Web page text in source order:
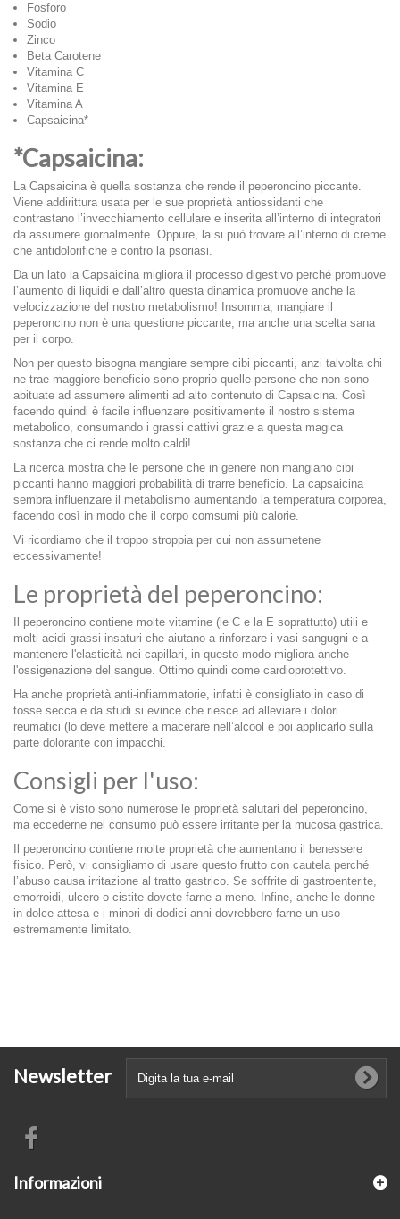
Fosforo
Sodio
Zinco
Beta Carotene
Vitamina C
Vitamina E
Vitamina A
Capsaicina*
*Capsaicina:
La Capsaicina è quella sostanza che rende il peperoncino piccante.
Viene addirittura usata per le sue proprietà antiossidanti che
contrastano l’invecchiamento cellulare e inserita all’interno di integratori
da assumere giornalmente. Oppure, la si può trovare all’interno di creme
che antidolorifiche e contro la psoriasi.
Da un lato la Capsaicina migliora il processo digestivo perché promuove
l’aumento di liquidi e dall’altro questa dinamica promuove anche la
velocizzazione del nostro metabolismo! Insomma, mangiare il
peperoncino non è una questione piccante, ma anche una scelta sana
per il corpo.
Non per questo bisogna mangiare sempre cibi piccanti, anzi talvolta chi
ne trae maggiore beneficio sono proprio quelle persone che non sono
abituate ad assumere alimenti ad alto contenuto di Capsaicina. Così
facendo quindi è facile influenzare positivamente il nostro sistema
metabolico, consumando i grassi cattivi grazie a questa magica
sostanza che ci rende molto caldi!
La ricerca mostra che le persone che in genere non mangiano cibi
piccanti hanno maggiori probabilità di trarre beneficio. La capsaicina
sembra influenzare il metabolismo aumentando la temperatura corporea,
facendo così in modo che il corpo comsumi più calorie.
Vi ricordiamo che il troppo stroppia per cui non assumetene
eccessivamente!
Le proprietà del peperoncino:
Il peperoncino contiene molte vitamine (le C e la E soprattutto) utili e
molti acidi grassi insaturi che aiutano a rinforzare i vasi sangugni e a
mantenere l'elasticità nei capillari, in questo modo migliora anche
l'ossigenazione del sangue. Ottimo quindi come cardioprotettivo.
Ha anche proprietà anti-infiammatorie, infatti è consigliato in caso di
tosse secca e da studi si evince che riesce ad alleviare i dolori
reumatici (lo deve mettere a macerare nell’alcool e poi applicarlo sulla
parte dolorante con impacchi.
Consigli per l'uso:
Come si è visto sono numerose le proprietà salutari del peperoncino,
ma eccederne nel consumo può essere irritante per la mucosa gastrica.
Il peperoncino contiene molte proprietà che aumentano il benessere
fisico. Però, vi consigliamo di usare questo frutto con cautela perché
l’abuso causa irritazione al tratto gastrico. Se soffrite di gastroenterite,
emorroidi, ulcero o cistite dovete farne a meno. Infine, anche le donne
in dolce attesa e i minori di dodici anni dovrebbero farne un uso
estremamente limitato.
Newsletter
Informazioni